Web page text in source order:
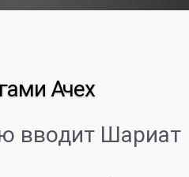
Ачех
вводит Шариат